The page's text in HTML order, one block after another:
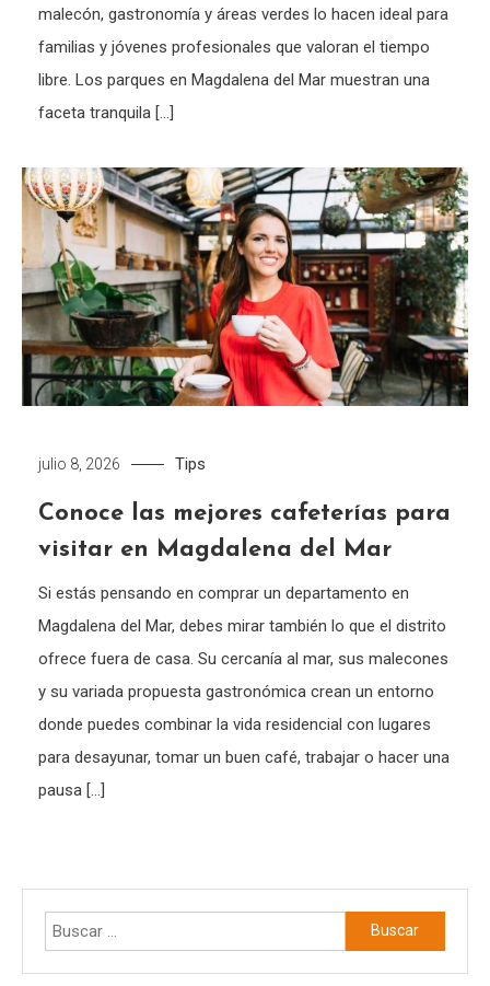
malecón, gastronomía y áreas verdes lo hacen ideal para
familias y jóvenes profesionales que valoran el tiempo
libre. Los parques en Magdalena del Mar muestran una
faceta tranquila […]
julio 8, 2026 Tips
Conoce las mejores cafeterías para
visitar en Magdalena del Mar
Si estás pensando en comprar un departamento en
Magdalena del Mar, debes mirar también lo que el distrito
ofrece fuera de casa. Su cercanía al mar, sus malecones
y su variada propuesta gastronómica crean un entorno
donde puedes combinar la vida residencial con lugares
para desayunar, tomar un buen café, trabajar o hacer una
pausa […]
Buscar: